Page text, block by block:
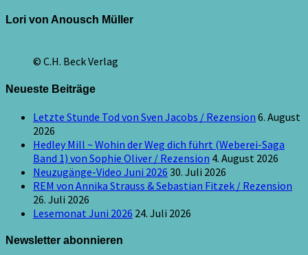
Lori von Anousch Müller
© C.H. Beck Verlag
Neueste Beiträge
Letzte Stunde Tod von Sven Jacobs / Rezension 6. August
2026
Hedley Mill ~ Wohin der Weg dich führt (Weberei-Saga
Band 1) von Sophie Oliver / Rezension 4. August 2026
Neuzugänge-Video Juni 2026 30. Juli 2026
REM von Annika Strauss & Sebastian Fitzek / Rezension
26. Juli 2026
Lesemonat Juni 2026 24. Juli 2026
Newsletter abonnieren